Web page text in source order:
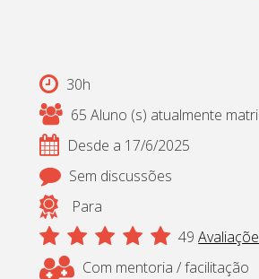
30h
65 Aluno (s) atualmente
Desde a 17/6/2025
Sem discussões
Para
49
Com mentoria / facilitação